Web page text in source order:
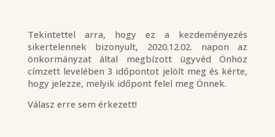
Tekintettel arra, hogy ez a kezdeményezés
sikertelennek bizonyult, 2020.12.02. napon az
önkormányzat által megbízott ügyvéd Önhöz
címzett levelében 3 időpontot jelölt meg és kérte,
hogy jelezze, melyik időpont felel meg Önnek.
Válasz erre sem érkezett!